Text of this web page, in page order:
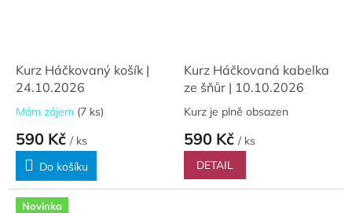
Kurz Háčkovaný košík |
24.10.2026
Mám zájem (7 ks)
590 Kč / ks
Do košíku
Kurz Háčkovaná kabelka
ze šňůr | 10.10.2026
Kurz je plně obsazen
590 Kč / ks
DETAIL
Novinka